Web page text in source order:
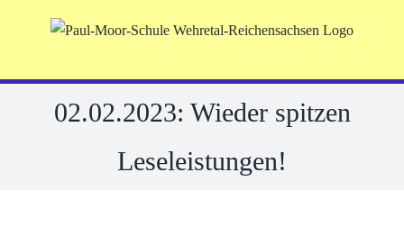
02.02.2023: Wieder spitzen
Leseleistungen!